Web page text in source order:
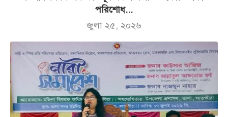
পরিশোধ...
জুলা ২৫, ২০২৬